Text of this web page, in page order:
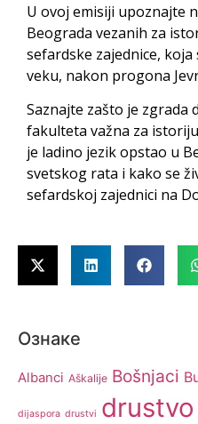
U ovoj emisiji upoznajte
Beograda vezanih za
sefardske zajednice, koja
veku, nakon progona
Saznajte zašto je
fakulteta važna za
je ladino jezik opstao u
svetskog rata i kako se
sefardskoj zajednici na
Ознаке
Albanci Aškalije Bošnjaci
dijaspora drustvi drustvo